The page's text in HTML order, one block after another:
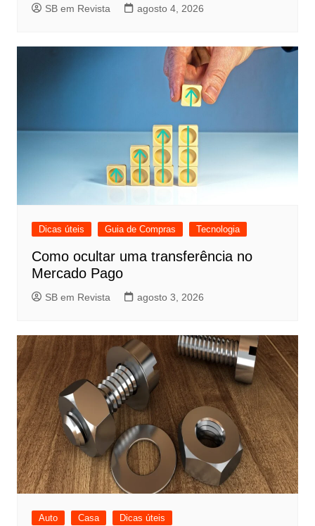
SB em Revista agosto 4, 2026
Dicas úteis Guia de Compras Tecnologia
Como ocultar uma transferência no
Mercado Pago
SB em Revista agosto 3, 2026
Auto Casa Dicas úteis